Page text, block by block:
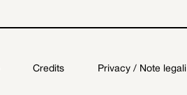
Credits Privacy / Note legali